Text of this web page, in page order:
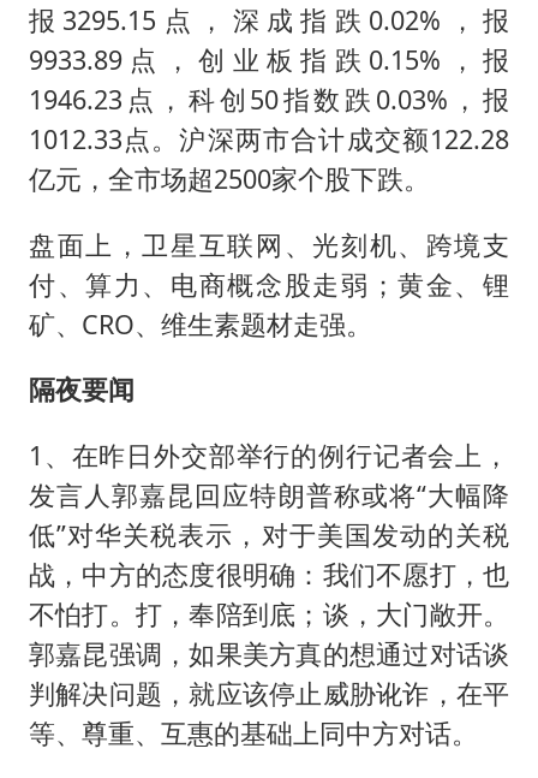
报3295.15点，深成指跌0.02%，报
9933.89点，创业板指跌0.15%，报
1946.23点，科创50指数跌0.03%，报
1012.33点。沪深两市合计成交额122.28
亿元，全市场超2500家个股下跌。
盘面上，卫星互联网、光刻机、跨境支
付、算力、电商概念股走弱；黄金、锂
矿、CRO、维生素题材走强。
隔夜要闻
1、在昨日外交部举行的例行记者会上，
发言人郭嘉昆回应特朗普称或将“大幅降
低”对华关税表示，对于美国发动的关税
战，中方的态度很明确：我们不愿打，也
不怕打。打，奉陪到底；谈，大门敞开。
郭嘉昆强调，如果美方真的想通过对话谈
判解决问题，就应该停止威胁讹诈，在平
等、尊重、互惠的基础上同中方对话。